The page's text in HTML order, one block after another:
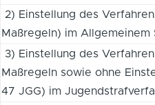
2) Einstellung des
Maßregeln) im Allgemeinem
3) Einstellung des
Maßregeln sowie ohne
47 JGG) im